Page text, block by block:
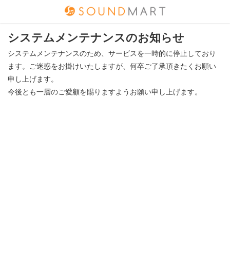
システムメンテナンスのお知らせ
システムメンテナンスのため、サービスを一時的に停止しており
ます。 ご迷惑をお掛けいたしますが、何卒ご了承頂きたくお願い
申し上げます。
今後とも一層のご愛顧を賜りますようお願い申し上げます。